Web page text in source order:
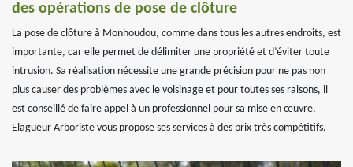
des opérations de pose de clôture
La pose de clôture à Monhoudou, comme dans tous les autres endroits, est
importante, car elle permet de délimiter une propriété et d’éviter toute
intrusion. Sa réalisation nécessite une grande précision pour ne pas non
plus causer des problèmes avec le voisinage et pour toutes ses raisons, il
est conseillé de faire appel à un professionnel pour sa mise en œuvre.
Elagueur Arboriste vous propose ses services à des prix très compétitifs.